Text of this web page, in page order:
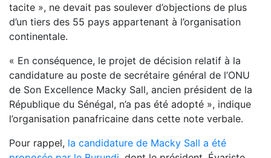
tacite », ne devait pas soulever d’objections de plus
d’un tiers des 55 pays appartenant à l’organisation
continentale.
« En conséquence, le projet de décision relatif à la
candidature au poste de secrétaire général de l’ONU
de Son Excellence Macky Sall, ancien président de la
République du Sénégal, n’a pas été adopté », indique
l’organisation panafricaine dans cette note verbale.
Pour rappel, la candidature de Macky Sall a été